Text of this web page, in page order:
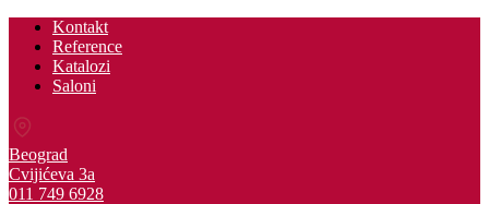
Kontakt
Reference
Katalozi
Saloni
Beograd
Cvijićeva 3a
011 749 6928